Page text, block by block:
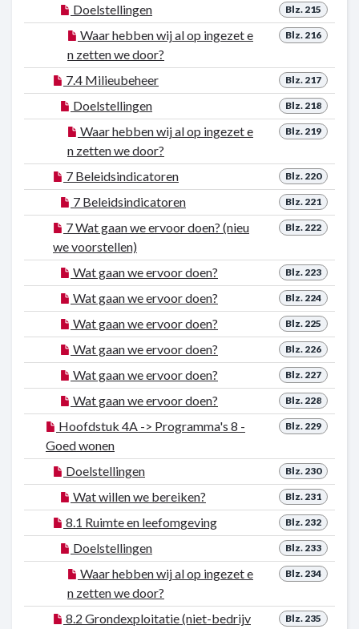
Blz. 215
Doelstellingen
Blz. 216
Waar hebben wij al op ingezet e
n zetten we door?
Blz. 217
7.4 Milieubeheer
Blz. 218
Doelstellingen
Blz. 219
Waar hebben wij al op ingezet e
n zetten we door?
Blz. 220
7 Beleidsindicatoren
Blz. 221
7 Beleidsindicatoren
Blz. 222
7 Wat gaan we ervoor doen? (nieu
we voorstellen)
Blz. 223
Wat gaan we ervoor doen?
Blz. 224
Wat gaan we ervoor doen?
Blz. 225
Wat gaan we ervoor doen?
Blz. 226
Wat gaan we ervoor doen?
Blz. 227
Wat gaan we ervoor doen?
Blz. 228
Wat gaan we ervoor doen?
Blz. 229
Hoofdstuk 4A -> Programma's 8 -
Goed wonen
Blz. 230
Doelstellingen
Blz. 231
Wat willen we bereiken?
Blz. 232
8.1 Ruimte en leefomgeving
Blz. 233
Doelstellingen
Blz. 234
Waar hebben wij al op ingezet e
n zetten we door?
Blz. 235
8.2 Grondexploitatie (niet-bedrijv